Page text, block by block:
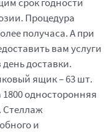
Процедура
получаса. А при
вам услуги
доставки.
ящик – 63 шт.
односторонняя
Стеллаж
и